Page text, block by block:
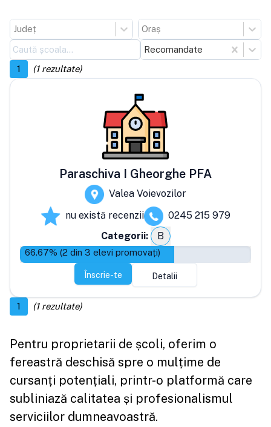
Județ
Oraș
Recomandate
1
(1rezultate)
Paraschiva I Gheorghe PFA
Valea Voievozilor
nu există recenzii
0245 215 979
Categorii:
B
66.67% (2 din 3 elevi promovați)
Înscrie-te Detalii
1 (1rezultate)
Pentru proprietarii de școli, oferim o
fereastră deschisă spre o mulțime de
cursanți potențiali, printr-o platformă care
subliniază calitatea și profesionalismul
serviciilor dumneavoastră.